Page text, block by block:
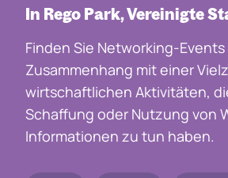
In Rego Park, Vereinigte
Finden Sie Networking-Events
Zusammenhang mit einer
wirtschaftlichen Aktivitäten,
Schaffung oder Nutzung von
Informationen zu tun haben.